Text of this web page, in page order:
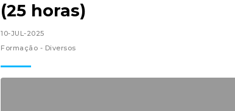
(25 horas)
10-JUL-2025
Formação - Diversos